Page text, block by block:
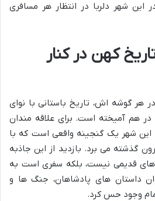
این شهر دلربا در انتظار هر مسافری
کهن در کنار
هر گوشه اش، تاریخ باستانی با نوای
در هم آمیخته است. برای علاقه مندان
این شهر یک گنجینه واقعی است که با
گذشته می برد. بازدید از این جاذبه
قدیمی نیست، بلکه سفری است به
داستان های پادشاهان، جنگ ها و
وجود حس کرد.